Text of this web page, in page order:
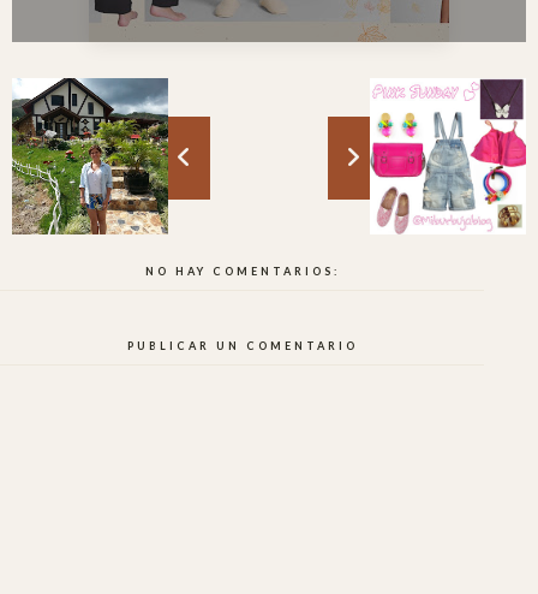
NO HAY COMENTARIOS:
PUBLICAR UN COMENTARIO